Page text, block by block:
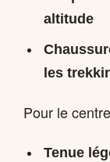
altitude
les
Pour le
Tenue